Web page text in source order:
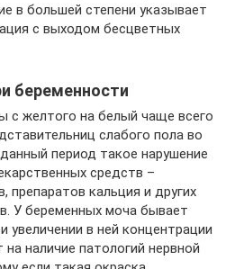
в большей степени указывает
с выходом бесцветных
беременности
с желтого на белый чаще всего
слабого пола во
период такое нарушение
средств –
препаратов кальция и других
У беременных моча бывает
увеличении в ней концентрации
наличие патологий нервной